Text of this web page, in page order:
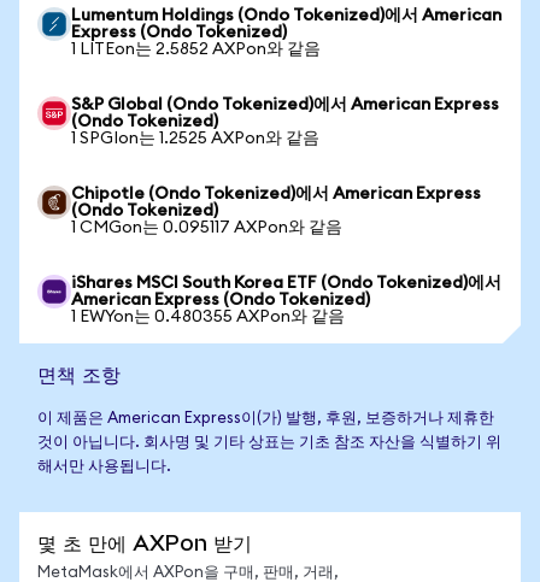
Lumentum Holdings (Ondo Tokenized)에서 American
Express (Ondo Tokenized)
1 LITEon는 2.5852 AXPon와 같음
S&P Global (Ondo Tokenized)에서 American Express
(Ondo Tokenized)
1 SPGIon는 1.2525 AXPon와 같음
Chipotle (Ondo Tokenized)에서 American Express
(Ondo Tokenized)
1 CMGon는 0.095117 AXPon와 같음
iShares MSCI South Korea ETF (Ondo Tokenized)에서
American Express (Ondo Tokenized)
1 EWYon는 0.480355 AXPon와 같음
면책 조항
이 제품은 American Express이(가) 발행, 후원, 보증하거나 제휴한
것이 아닙니다. 회사명 및 기타 상표는 기초 참조 자산을 식별하기 위
해서만 사용됩니다.
몇 초 만에 AXPon 받기
MetaMask에서 AXPon을 구매, 판매, 거래,